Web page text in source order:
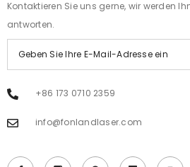
Kontaktieren Sie uns gerne, wir werden
antworten.
+86 173 0710 2359
info@fonlandlaser.com